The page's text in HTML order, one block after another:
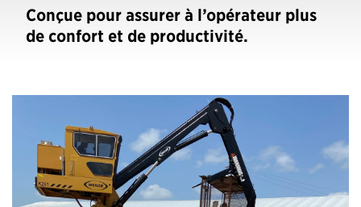
Conçue pour assurer à l’opérateur plus
de confort et de productivité.